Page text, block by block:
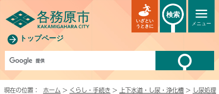
トップページ
メニュー
いざとい
うときに
検索
現在の位置： ホーム > くらし・手続き > 上下水道・し尿・浄化槽 > し尿処理